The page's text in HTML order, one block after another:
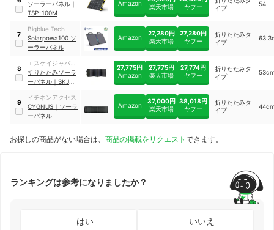
ス・ジャパン
ソーラーパネル ｜
TSP-100M
Amazon
楽天市場
ヤフー
イプ
54
7
Bigblue Tech
Solarpowa100 ソ
ーラーパネル
Amazon
27,280円
楽天市場
27,280円
ヤフー
折りたたみタ
イプ
8
エスケイジャパン
セールス
折りたたみソーラ
ーパネル ｜ SKJ-
27,775円
Amazon
27,775円
楽天市場
27,774円
ヤフー
折りたたみタ
イプ
9
イチネンアクセス
CYGNUS ｜ ソーラ
ーパネル
Amazon
37,000円
楽天市場
38,018円
ヤフー
折りたたみタ
イプ
お探しの商品がない場合は、 商品の掲載をリクエスト できます。
ランキングは参考になりましたか？
はい いいえ